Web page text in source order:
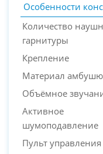
Особенности
Количество
гарнитуры
Крепление
Материал
Объёмное
Активное
шумоподавление
Пульт управления